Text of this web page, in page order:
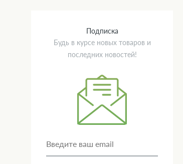
Подписка
Будь в курсе новых товаров и
последних новостей!